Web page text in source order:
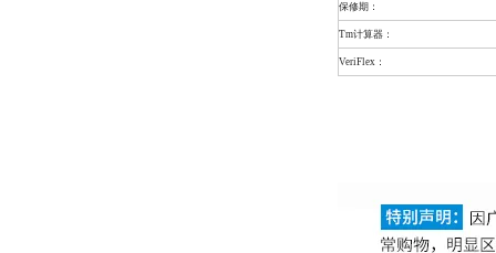
保修期：
Tm计算器：
VeriFlex：